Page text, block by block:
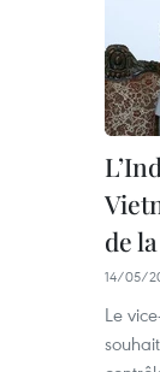
de
14/05/
Le